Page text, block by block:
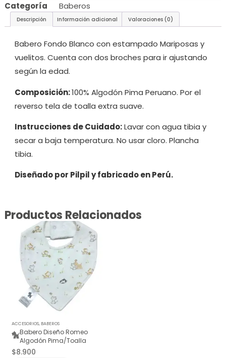
Categoría
Baberos
Descripción Información adicional Valoraciones (0)
Babero Fondo Blanco con estampado Mariposas y
vuelitos. Cuenta con dos broches para ir ajustando
según la edad.
Composición:100% Algodón Pima Peruano. Por el
reverso tela de toalla extra suave.
Instrucciones de Cuidado:Lavar con agua tibia y
secar a baja temperatura. No usar cloro. Plancha
tibia.
Diseñado por Pilpil y fabricado en Perú.
Productos Relacionados
ACCESORIOS, BABEROS
Babero Diseño Romeo
Algodón Pima/Toalla
$8.900